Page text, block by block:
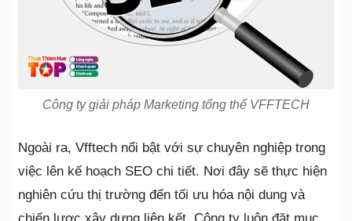
Công ty giải pháp Marketing tổng thể VFFTECH
Ngoài ra, Vfftech nổi bật với sự chuyên nghiệp trong
việc lên kế hoạch SEO chi tiết. Nơi đây sẽ thực hiện
nghiên cứu thị trường đến tối ưu hóa nội dung và